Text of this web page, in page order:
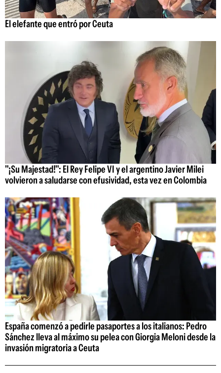
El elefante que entró por Ceuta
"¡Su Majestad!": El Rey Felipe VI y el argentino Javier Milei
volvieron a saludarse con efusividad, esta vez en Colombia
España comenzó a pedirle pasaportes a los italianos: Pedro
Sánchez lleva al máximo su pelea con Giorgia Meloni desde la
invasión migratoria a Ceuta